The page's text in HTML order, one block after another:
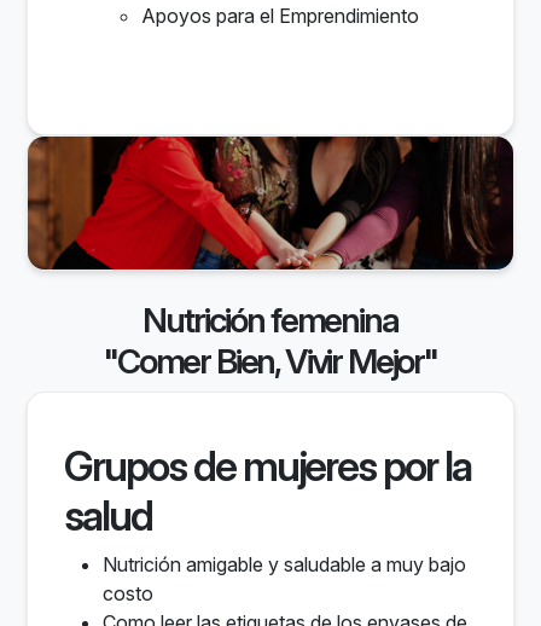
Apoyos para el Emprendimiento
Nutrición femenina
"Comer Bien, Vivir Mejor"
Grupos de mujeres por la
salud
Nutrición amigable y saludable a muy bajo
costo